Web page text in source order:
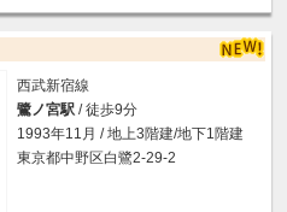
西武新宿線
鷺ノ宮駅 / 徒歩9分
1993年11月 / 地上3階建/地下1階建
東京都中野区白鷺2-29-2